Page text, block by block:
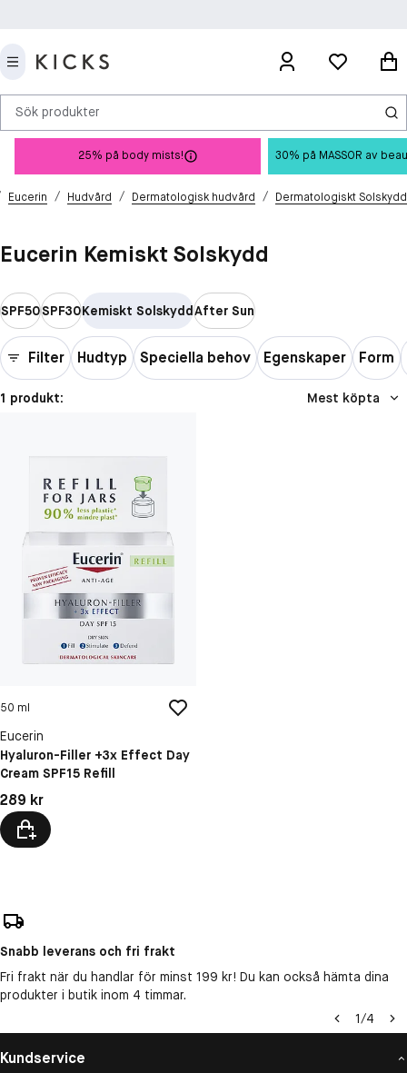
Sök produkter
25% på body mists! 30% på MASSOR av
Eucerin / Hudvård / Dermatologisk hudvård / Dermatologiskt Solskydd
Eucerin Kemiskt Solskydd
SPF50SPF30Kemiskt SolskyddAfter Sun
Filter Hudtyp Speciella behov Egenskaper Form
1 produkt: Mest köpta
50 ml
Eucerin
Hyaluron-Filler +3x Effect Day
Cream SPF15 Refill
Pris: 289 kr
289 kr
Snabb leverans och fri frakt
Fri frakt när du handlar för minst 199 kr! Du kan också hämta dina
produkter i butik inom 4 timmar.
1/4
Kundservice